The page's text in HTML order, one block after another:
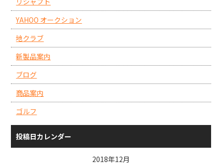
YAHOO オークション
地クラブ
新製品案内
ブログ
商品案内
ゴルフ
投稿日カレンダー
2018年12月